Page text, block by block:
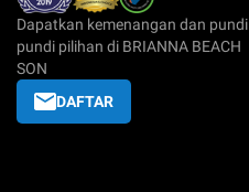
Dapatkan kemenangan dan pundi
pundi pilihan di BRIANNA BEACH
SON
DAFTAR